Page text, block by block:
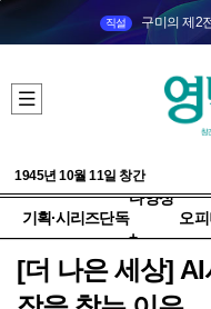
직설 구미의 제2
1945년 10월 11일 창간
기획·시리즈단독
다양성
+
오
[더 나은 세상]